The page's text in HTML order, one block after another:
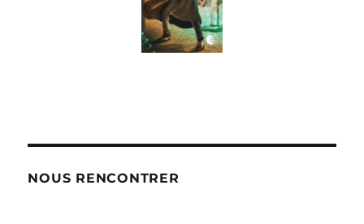
NOUS RENCONTRER